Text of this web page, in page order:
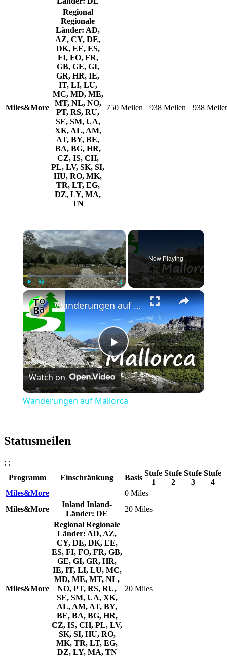
Miles&More
Regional
Regionale
Länder: AD,
AZ, CY, DE,
DK, EE, ES,
FI, FO, FR,
GB, GE, GI,
GR, HR, IE,
IT, LI, LU,
MC, MD, ME,
MT, NL, NO,
PT, RS, RU,
SE, SM, UA,
XK, AL, AM,
AT, BY, BE,
BA, BG, HR,
CZ, IS, CH,
PL, LV, SK, SI,
HU, RO, MK,
TR, LT, EG,
DZ, LY, MA,
TN
750 Meilen 938 Meilen 938
×
Unmute
Now Playing
×
Play
Video
Wanderungen auf Mallorca
Watch on
Wanderungen auf Mallorca
Statusmeilen
; ;
Programm
Einschränkung Basis
Stufe
1
Stufe
2
Stufe
3
Stufe
4
Miles&More
0 Miles
Miles&More
Inland Inland-
Länder: DE
20 Miles
Miles&More
Regional Regionale
Länder: AD, AZ,
CY, DE, DK, EE,
ES, FI, FO, FR, GB,
GE, GI, GR, HR,
IE, IT, LI, LU, MC,
MD, ME, MT, NL,
NO, PT, RS, RU,
SE, SM, UA, XK,
AL, AM, AT, BY,
BE, BA, BG, HR,
CZ, IS, CH, PL, LV,
SK, SI, HU, RO,
MK, TR, LT, EG,
DZ, LY, MA, TN
20 Miles